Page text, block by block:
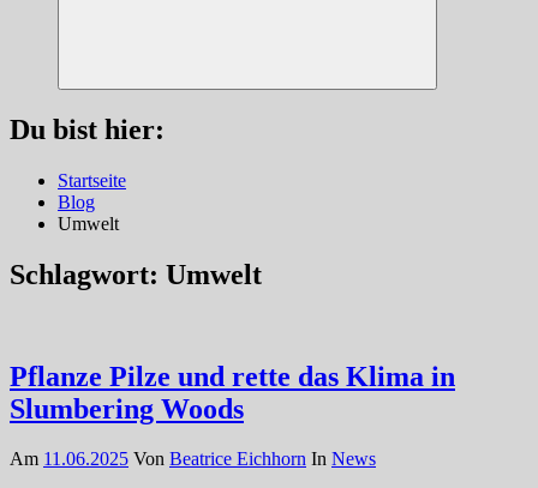
Suchen
Du bist hier:
Startseite
Blog
Umwelt
Schlagwort: Umwelt
Pflanze Pilze und rette das Klima in
Slumbering Woods
Am 11.06.2025 Von Beatrice Eichhorn In News